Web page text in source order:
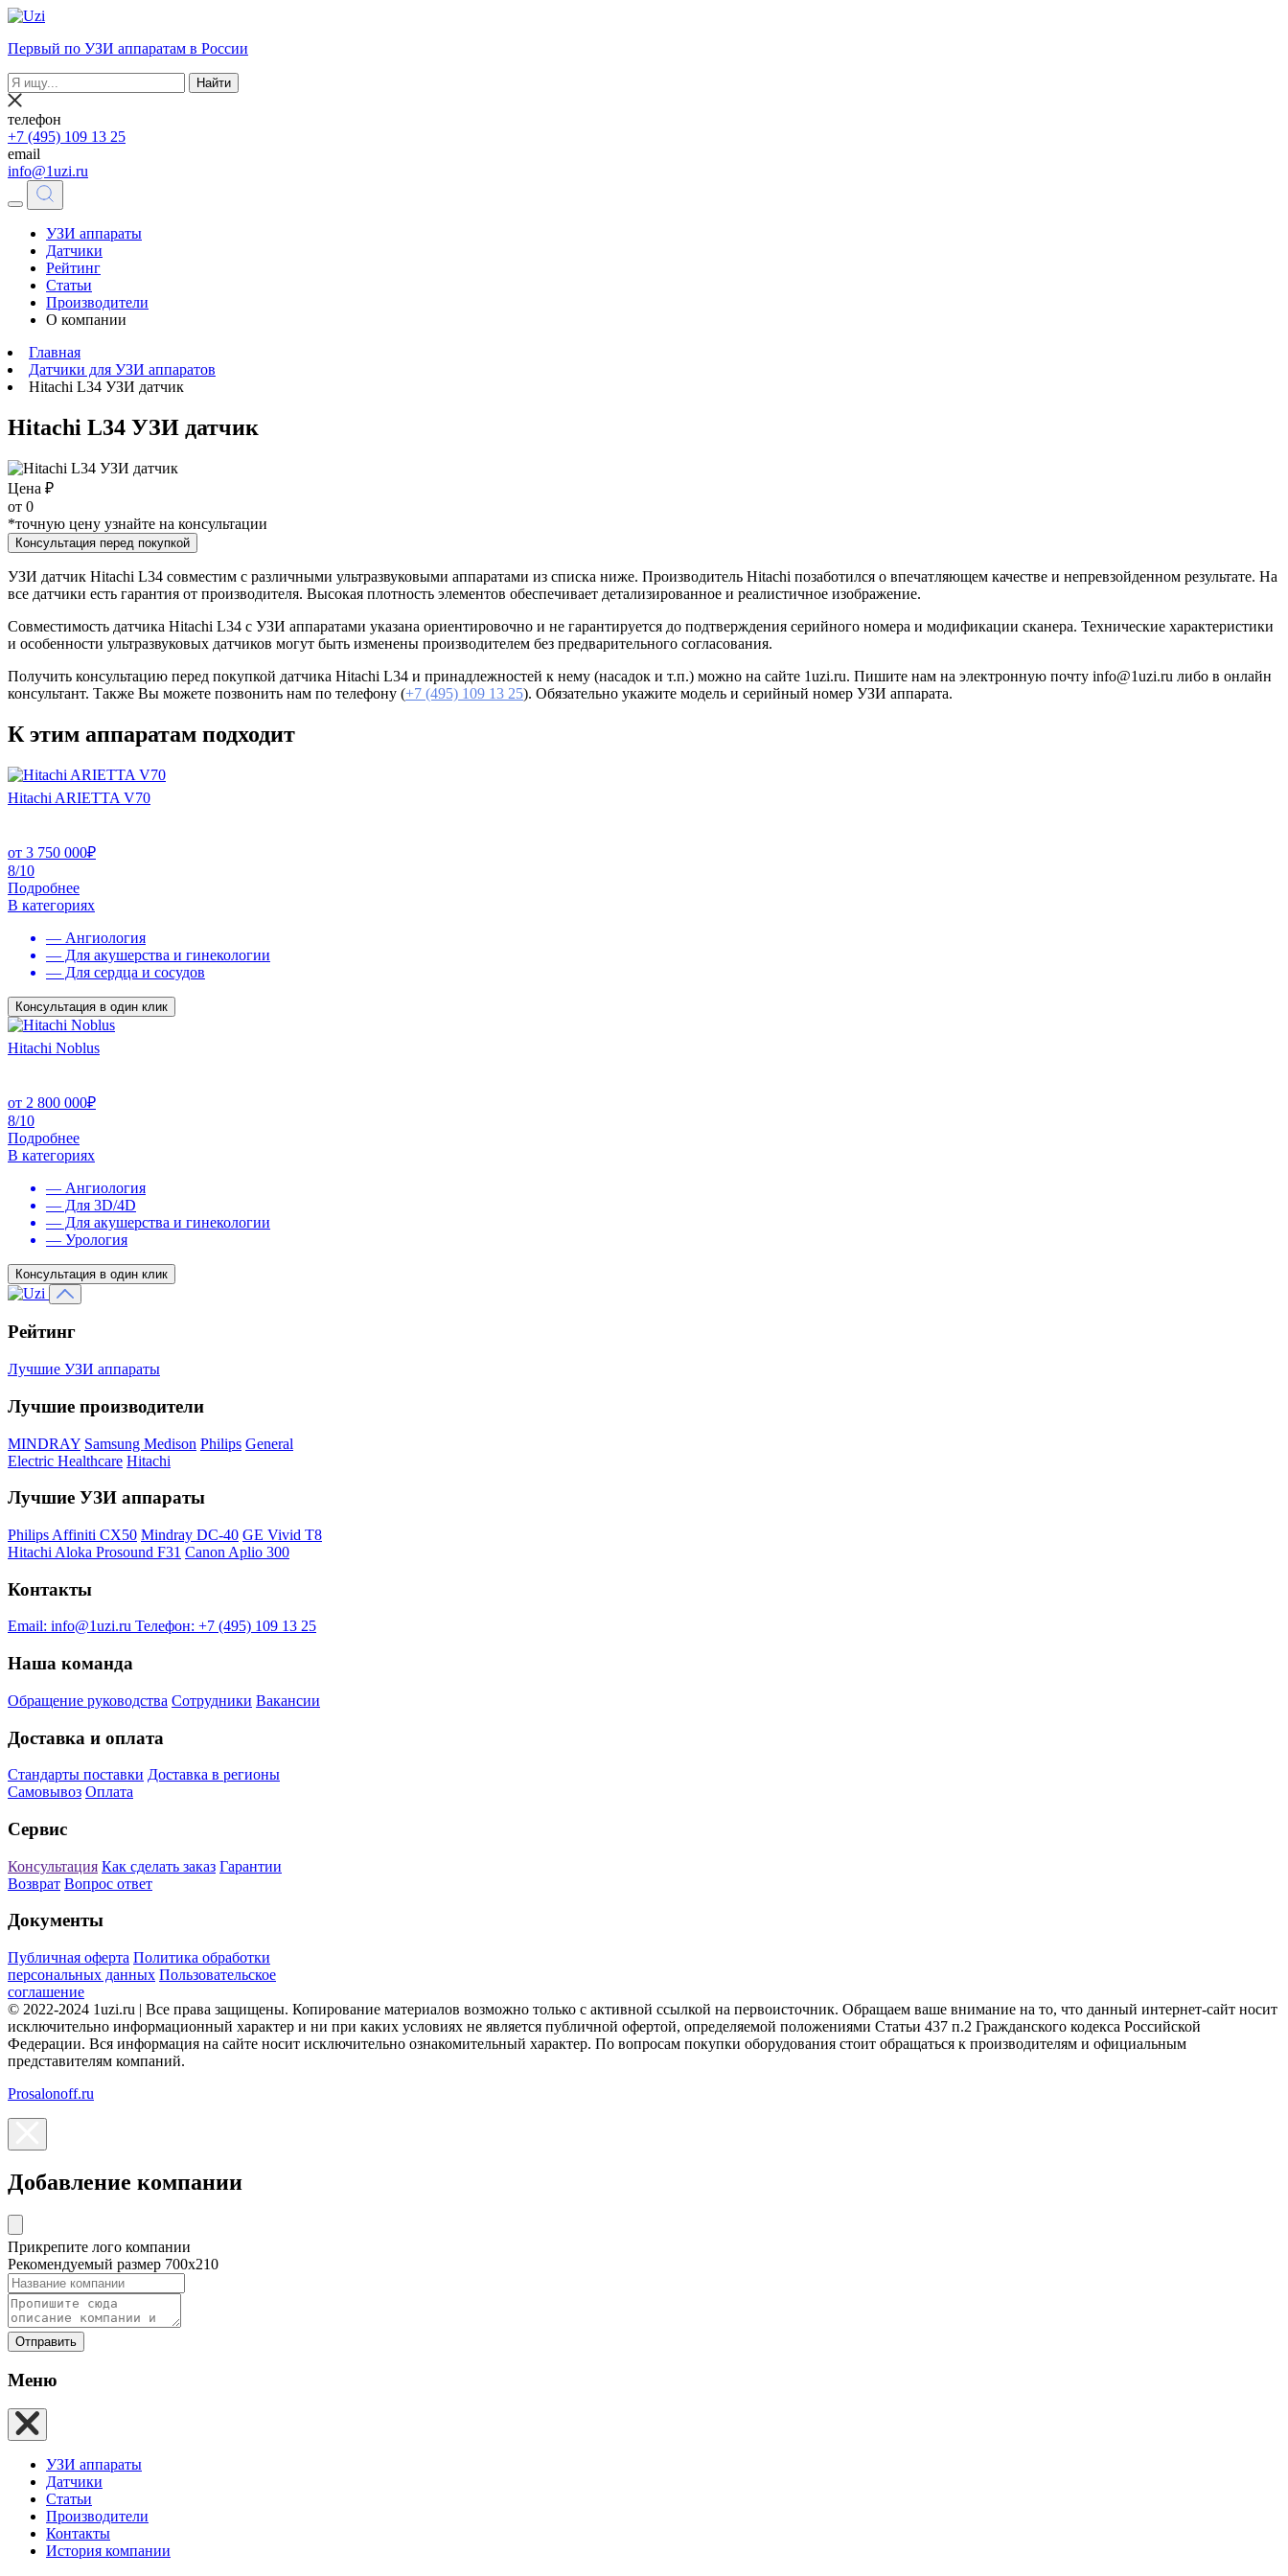
Первый по УЗИ аппаратам в России
Найти
телефон
+7 (495) 109 13 25
email
info@1uzi.ru
УЗИ аппараты
Датчики
Рейтинг
Статьи
Производители
О компании
Главная
Датчики для УЗИ аппаратов
Hitachi L34 УЗИ датчик
Hitachi L34 УЗИ датчик
Цена ₽
от 0
*точную цену узнайте на консультации
Консультация перед покупкой
УЗИ датчик Hitachi L34 совместим с различными ультразвуковыми аппаратами из списка ниже. Производитель Hitachi позаботился о впечатляющем качестве и непревзойденном результате. На
все датчики есть гарантия от производителя. Высокая плотность элементов обеспечивает детализированное и реалистичное изображение.
Совместимость датчика Hitachi L34 с УЗИ аппаратами указана ориентировочно и не гарантируется до подтверждения серийного номера и модификации сканера. Технические характеристики
и особенности ультразвуковых датчиков могут быть изменены производителем без предварительного согласования.
Получить консультацию перед покупкой датчика Hitachi L34 и принадлежностей к нему (насадок и т.п.) можно на сайте 1uzi.ru. Пишите нам на электронную почту info@1uzi.ru либо в онлайн
консультант. Также Вы можете позвонить нам по телефону (+7 (495) 109 13 25). Обязательно укажите модель и серийный номер УЗИ аппарата.
К этим аппаратам подходит
Hitachi ARIETTA V70
от 3 750 000₽
8/10
Подробнее
В категориях
— Ангиология
— Для акушерства и гинекологии
— Для сердца и сосудов
Консультация в один клик
Hitachi Noblus
от 2 800 000₽
8/10
Подробнее
В категориях
— Ангиология
— Для 3D/4D
— Для акушерства и гинекологии
— Урология
Консультация в один клик
Рейтинг
Лучшие УЗИ аппараты
Лучшие производители
MINDRAY Samsung Medison Philips General
Electric Healthcare Hitachi
Лучшие УЗИ аппараты
Philips Affiniti CX50 Mindray DC-40 GE Vivid T8
Hitachi Aloka Prosound F31 Canon Aplio 300
Контакты
Email: info@1uzi.ru Телефон: +7 (495) 109 13 25
Наша команда
Обращение руководства Сотрудники Вакансии
Доставка и оплата
Стандарты поставки Доставка в регионы
Самовывоз Оплата
Сервис
Консультация Как сделать заказ Гарантии
Возврат Вопрос ответ
Документы
Публичная оферта Политика обработки
персональных данных Пользовательское
соглашение
© 2022-2024 1uzi.ru | Все права защищены. Копирование материалов возможно только с активной ссылкой на первоисточник. Обращаем ваше внимание на то, что данный интернет-сайт носит
исключительно информационный характер и ни при каких условиях не является публичной офертой, определяемой положениями Статьи 437 п.2 Гражданского кодекса Российской
Федерации. Вся информация на сайте носит исключительно ознакомительный характер. По вопросам покупки оборудования стоит обращаться к производителям и официальным
представителям компаний.
Prosalonoff.ru
Добавление компании
Прикрепите лого компании
Рекомендуемый размер 700х210
Отправить
Меню
УЗИ аппараты
Датчики
Статьи
Производители
Контакты
История компании